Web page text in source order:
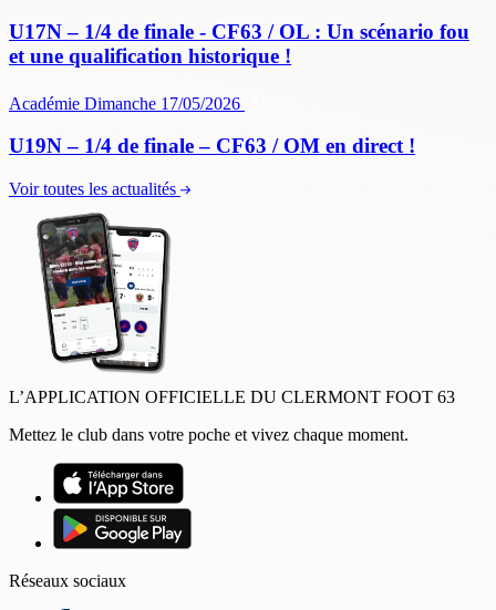
U17N – 1/4 de finale - CF63 / OL : Un scénario fou
et une qualification historique !
Académie Dimanche 17/05/2026
U19N – 1/4 de finale – CF63 / OM en direct !
Voir toutes les actualités
L’APPLICATION OFFICIELLE DU CLERMONT FOOT 63
Mettez le club dans votre poche et vivez chaque moment.
Réseaux sociaux